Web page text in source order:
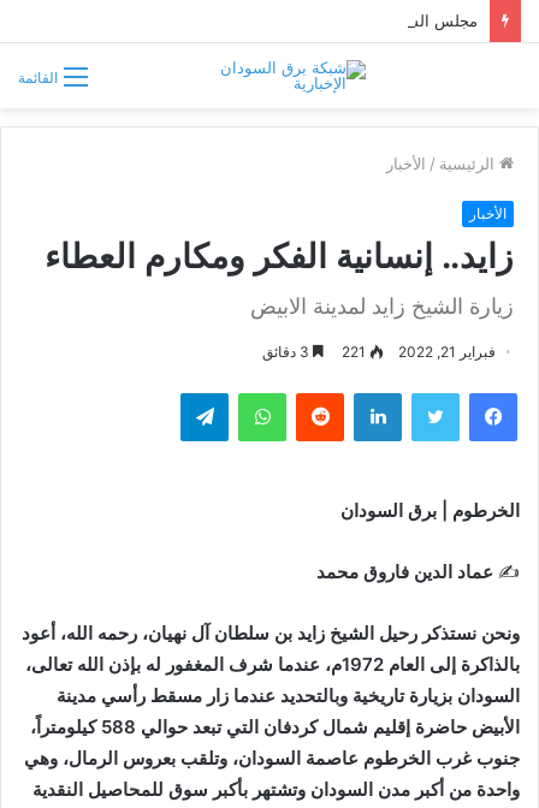
القائمة
الرئيسية / الأخبار
الأخبار
زايد.. إنسانية الفكر ومكارم العطاء
زيارة الشيخ زايد لمدينة الابيض
فبراير 21, 2022 221
فيسبوك تويتر لينكدإن واتساب تيلقرام
الخرطوم | برق السودان
✍️ عماد الدين فاروق محمد
ونحن نستذكر رحيل الشيخ زايد بن سلطان آل نهيان، رحمه الله، أعود
بالذاكرة إلى العام 1972م، عندما شرف المغفور له بإذن الله تعالى،
السودان بزيارة تاريخية وبالتحديد عندما زار مسقط رأسي مدينة
الأبيض حاضرة إقليم شمال كردفان التي تبعد حوالي 588 كيلومتراً،
جنوب غرب الخرطوم عاصمة السودان، وتلقب بعروس الرمال، وهي
واحدة من أكبر مدن السودان وتشتهر بأكبر سوق للمحاصيل النقدية